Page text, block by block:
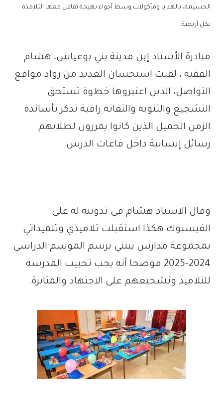
الحسيمة، بالهدايا ومأكولات وسط أجواء بهيجة تفاعل معها التلامذة
بكل أريحية.
مبادرة الأستاذ إبن مدينة بني بوعياش، هشام
الفقيه ، لقيت استحسان العديد من رواد مواقع
التواصل، الذين اعتبروها خطوة تستحق
التشجيع والتنويه والتفاتة راقية تذكر بأساتذة
الزمن الجميل الذين كانوا يمررون لطلابهم
رسائل إنسانية داخل قاعات الدرس.
وقال الاستاذ هشام في تدوينة له على
الفيسبوك هكذا استقبلت تلاميذي وتلميذاتي
بمجموعة مدارس بينتي برسم الموسم الدراسي
2024-2025 موضحا أنه يجب تحبيب المدرسة
للتلاميذ وتشجيعهم على الاجتهاد والمثابرة.